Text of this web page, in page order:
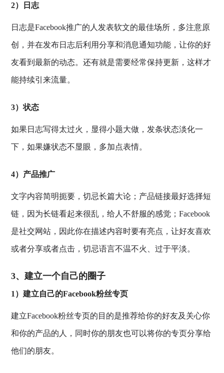
2）日志
日志是Facebook推广的人发表软文的最佳场所，多注意原
创，并在发布日志后利用分享和消息通知功能，让你的好
友看到最新的动态。还有就是需要经常保持更新，这样才
能持续引来流量。
3）状态
如果日志写得太过火，显得小题大做，发条状态淡化一
下，如果嫌状态不显眼，多加点表情。
4）产品推广
文字内容简明扼要，切忌长篇大论；产品链接最好选择短
链，因为长链看起来很乱，给人不舒服的感觉；Facebook
是社交网站，因此你在描述内容时要有亮点，让好友喜欢
或者分享或者点击，切忌语言不温不火、过于平淡。
3、建立一个自己的圈子
1）建立自己的Facebook粉丝专页
建立Facebook粉丝专页的目的是推荐给你的好友及关心你
和你的产品的人，同时你的朋友也可以将你的专页分享给
他们的朋友。